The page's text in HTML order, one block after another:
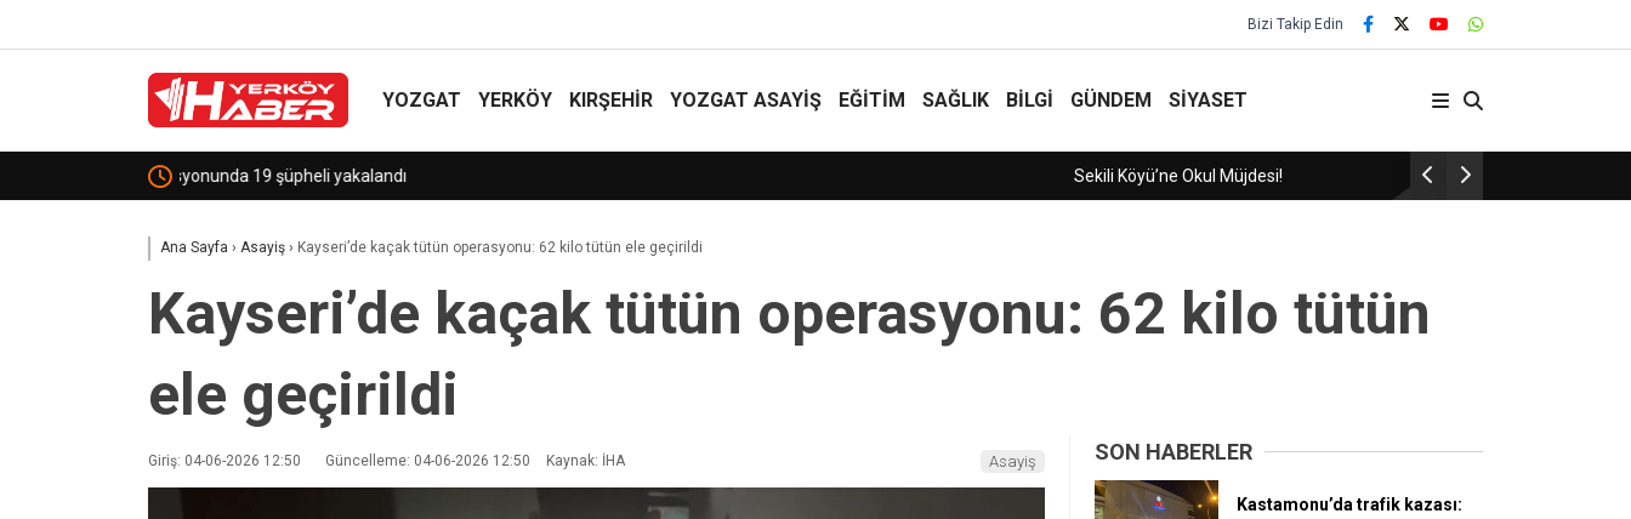
Bizi Takip Edin
YOZGAT YERKÖY KIRŞEHİR YOZGAT ASAYIŞ EĞİTİM SAĞLIK BİLGİ GÜNDEM SİYASET
Sekili Köyü’ne Okul Müjdesi! 29 Yıllık Gelenek Sürüyor!
Ana Sayfa › Asayiş › Kayseri’de kaçak tütün operasyonu: 62 kilo tütün ele geçirildi
Kayseri’de kaçak tütün operasyonu: 62 kilo tütün
ele geçirildi
Giriş: 04-06-2026 12:50 Güncelleme: 04-06-2026 12:50 Kaynak: İHA Asayiş SON HABERLER
Kastamonu’da trafik kazası: